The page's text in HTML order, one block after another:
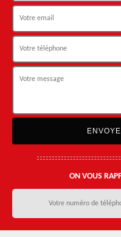
ON VOUS